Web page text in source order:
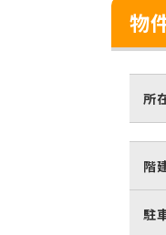
物
所
階
駐